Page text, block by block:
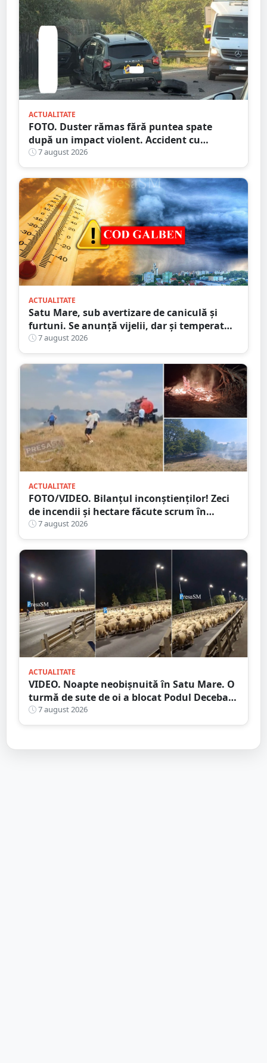
ACTUALITATE
FOTO. Duster rămas fără puntea spate
după un impact violent. Accident cu
implicarea unei mașini din Satu Mare
7 august 2026
ACTUALITATE
Satu Mare, sub avertizare de caniculă și
furtuni. Se anunță vijelii, dar și temperaturi
ridicate. Avertizarea ANM
7 august 2026
ACTUALITATE
FOTO/VIDEO. Bilanțul inconștienților! Zeci
de incendii și hectare făcute scrum în
județul Satu Mare
7 august 2026
ACTUALITATE
VIDEO. Noapte neobișnuită în Satu Mare. O
turmă de sute de oi a blocat Podul Decebal.
Gest de apreciat al ciobanului
7 august 2026